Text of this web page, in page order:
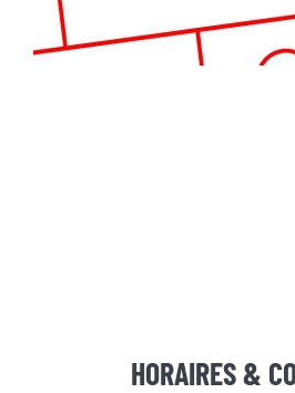
HORAIRES &